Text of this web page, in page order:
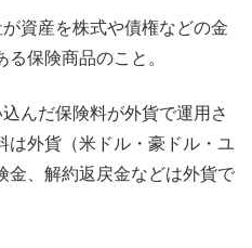
資産を株式や債権などの金
保険商品のこと。
んだ保険料が外貨で運用さ
は外貨（米ドル・豪ドル・ユ
金、解約返戻金などは外貨で